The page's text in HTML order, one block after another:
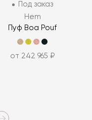
Под заказ
Hem
Пуф Boa Pouf
от 242 965 ₽